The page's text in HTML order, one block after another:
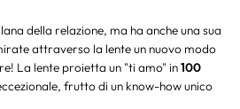
della relazione, ma ha anche una sua
attraverso la lente un nuovo modo
La lente proietta un "ti amo" in100
frutto di un know-how unico